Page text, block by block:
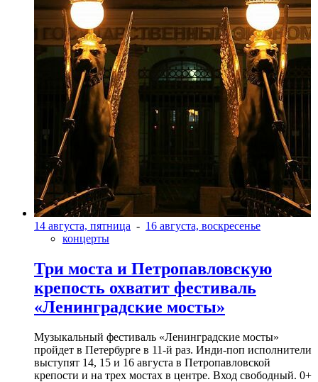
14 августа, пятница - 16 августа, воскресенье
концерты
Три моста и Петропавловскую
крепость охватит фестиваль
«Ленинградские мосты»
Музыкальный фестиваль «Ленинградские мосты»
пройдет в Петербурге в 11-й раз. Инди-поп исполнители
выступят 14, 15 и 16 августа в Петропавловской
крепости и на трех мостах в центре. Вход свободный. 0+